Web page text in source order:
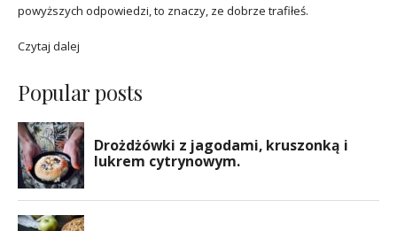
powyższych odpowiedzi, to znaczy, ze dobrze trafiłeś.
Czytaj dalej
Popular posts